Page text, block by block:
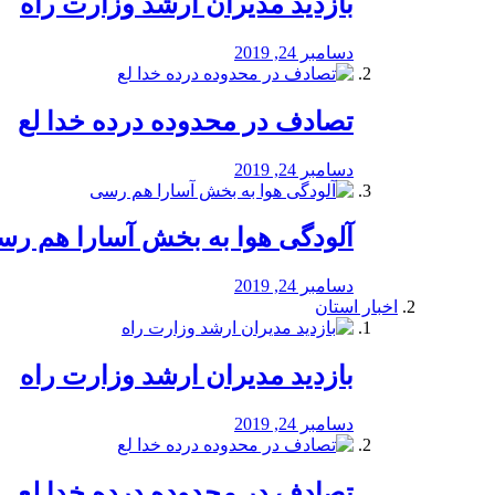
دسامبر 24, 2019
تصادف در محدوده درده خدا لع
دسامبر 24, 2019
آلودگی هوا به بخش آسارا هم
دسامبر 24, 2019
اخبار استان
بازدید مدیران ارشد وزارت راه
دسامبر 24, 2019